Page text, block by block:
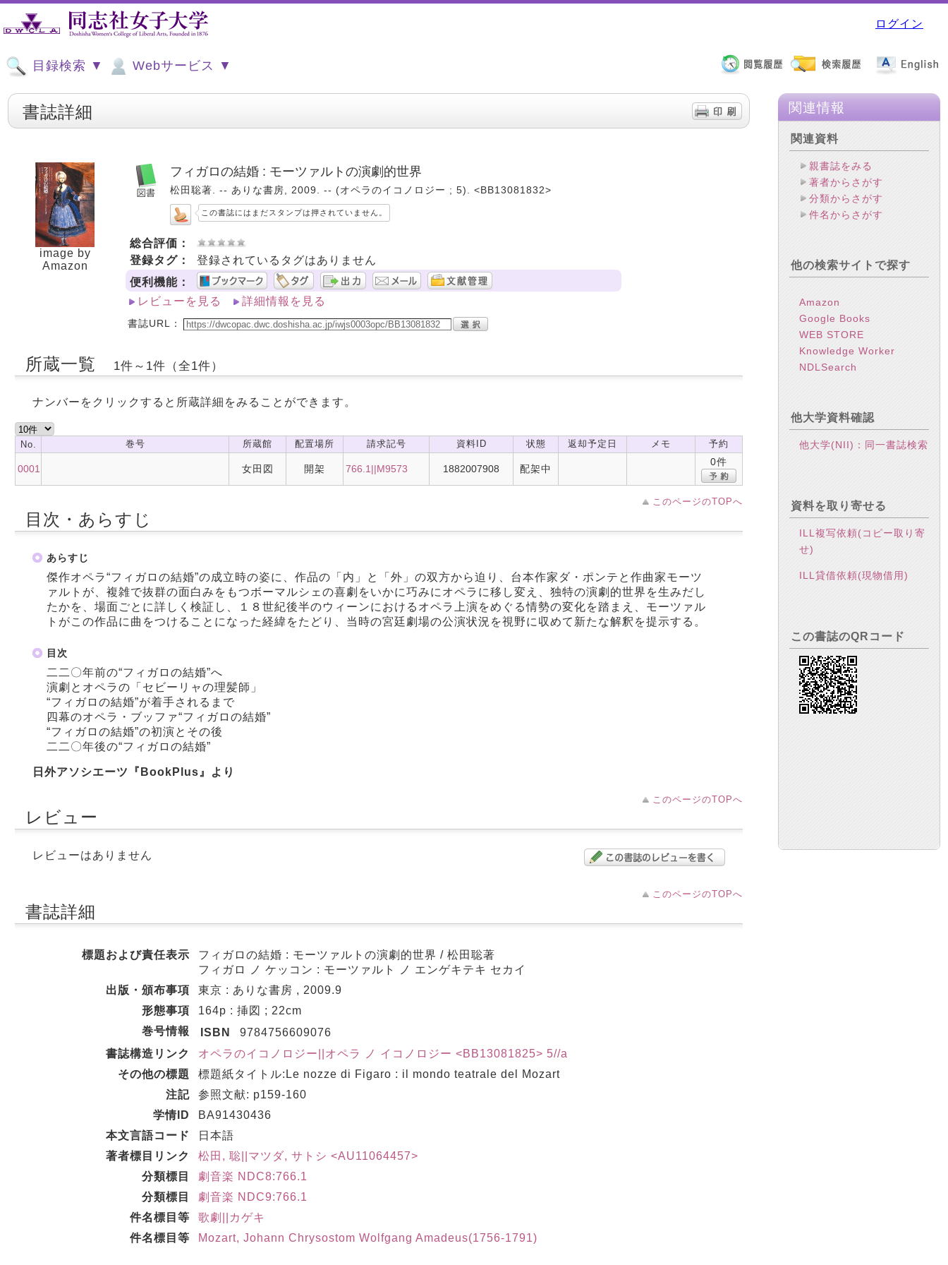
ログイン
目録検索 ▼ Webサービス ▼
書誌詳細
image by
Amazon
フィガロの結婚 : モーツァルトの演劇的世界
松田聡著. -- ありな書房, 2009. -- (オペラのイコノロジー ; 5). <BB13081832>
この書誌にはまだスタンプは押されていません。
総合評価：
登録タグ：
登録されているタグはありません
便利機能：
レビューを見る
詳細情報を見る
書誌URL：
所蔵一覧 1件～1件（全1件）
ナンバーをクリックすると所蔵詳細をみることができます。
No. 巻号 所蔵館 配置場所 請求記号 資料ID 状態 返却予定日 メモ 予約
0001 女田図 開架 766.1||M9573 1882007908 配架中
0件
このページのTOPへ
目次・あらすじ
あらすじ
傑作オペラ“フィガロの結婚”の成立時の姿に、作品の「内」と「外」の双方から迫り、台本作家ダ・ポンテと作曲家モーツ
ァルトが、複雑で抜群の面白みをもつボーマルシェの喜劇をいかに巧みにオペラに移し変え、独特の演劇的世界を生みだし
たかを、場面ごとに詳しく検証し、１８世紀後半のウィーンにおけるオペラ上演をめぐる情勢の変化を踏まえ、モーツァル
トがこの作品に曲をつけることになった経緯をたどり、当時の宮廷劇場の公演状況を視野に収めて新たな解釈を提示する。
目次
二二〇年前の“フィガロの結婚”へ
演劇とオペラの「セビーリャの理髪師」
“フィガロの結婚”が着手されるまで
四幕のオペラ・ブッファ“フィガロの結婚”
“フィガロの結婚”の初演とその後
二二〇年後の“フィガロの結婚”
日外アソシエーツ『BookPlus』より
このページのTOPへ
レビュー
レビューはありません
このページのTOPへ
書誌詳細
標題および責任表示
フィガロの結婚 : モーツァルトの演劇的世界 / 松田聡著
フィガロ ノ ケッコン : モーツァルト ノ エンゲキテキ セカイ
出版・頒布事項
東京 : ありな書房 , 2009.9
形態事項
164p : 挿図 ; 22cm
巻号情報
ISBN
9784756609076
書誌構造リンク
オペラのイコノロジー||オペラ ノ イコノロジー <BB13081825> 5//a
その他の標題
標題紙タイトル:Le nozze di Figaro : il mondo teatrale del Mozart
注記
参照文献: p159-160
学情ID
BA91430436
本文言語コード
日本語
著者標目リンク
松田, 聡||マツダ, サトシ <AU11064457>
分類標目
劇音楽 NDC8:766.1
分類標目
劇音楽 NDC9:766.1
件名標目等
歌劇||カゲキ
件名標目等
Mozart, Johann Chrysostom Wolfgang Amadeus(1756-1791)
関連情報
関連資料
親書誌をみる
著者からさがす
分類からさがす
件名からさがす
他の検索サイトで探す
Amazon
Google Books
WEB STORE
Knowledge Worker
NDLSearch
他大学資料確認
他大学(NII)：同一書誌検索
資料を取り寄せる
ILL複写依頼(コピー取り寄
せ)
ILL貸借依頼(現物借用)
この書誌のQRコード